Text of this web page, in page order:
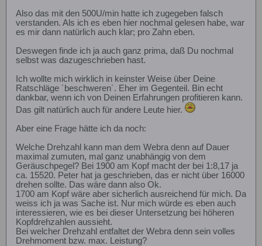
Also das mit den 500U/min hatte ich zugegeben falsch
verstanden. Als ich es eben hier nochmal gelesen habe, war
es mir dann natürlich auch klar; pro Zahn eben.
Deswegen finde ich ja auch ganz prima, daß Du nochmal
selbst was dazugeschrieben hast.
Ich wollte mich wirklich in keinster Weise über Deine
Ratschläge ´beschweren´. Eher im Gegenteil. Bin echt
dankbar, wenn ich von Deinen Erfahrungen profitieren kann.
Das gilt natürlich auch für andere Leute hier.
Aber eine Frage hätte ich da noch:
Welche Drehzahl kann man dem Webra denn auf Dauer
maximal zumuten, mal ganz unabhängig von dem
Geräuschpegel? Bei 1900 am Kopf macht der bei 1:8,17 ja
ca. 15520. Peter hat ja geschrieben, das er nicht über 16000
drehen sollte. Das wäre dann also Ok.
1700 am Kopf wäre aber sicherlich ausreichend für mich. Da
weiss ich ja was Sache ist. Nur mich würde es eben auch
interessieren, wie es bei dieser Untersetzung bei höheren
Kopfdrehzahlen aussieht.
Bei welcher Drehzahl entfaltet der Webra denn sein volles
Drehmoment bzw. max. Leistung?